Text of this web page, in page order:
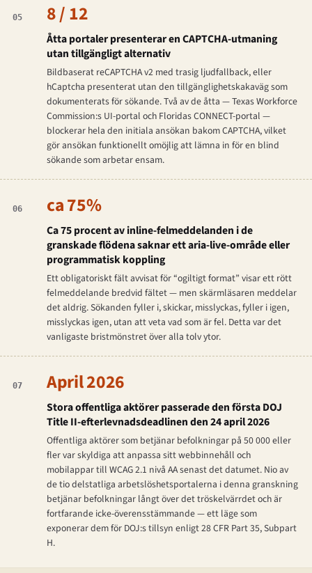
05 8 / 12
Åtta portaler presenterar en CAPTCHA-utmaning
utan tillgängligt alternativ
Bildbaserat reCAPTCHA v2 med trasig ljudfallback, eller
hCaptcha presenterat utan den tillgänglighetskakaväg som
dokumenterats för sökande. Två av de åtta — Texas Workforce
Commission:s UI-portal och Floridas CONNECT-portal —
blockerar hela den initiala ansökan bakom CAPTCHA, vilket
gör ansökan funktionellt omöjlig att lämna in för en blind
sökande som arbetar ensam.
06 ca 75%
Ca 75 procent av inline-felmeddelanden i de
granskade flödena saknar ett aria-live-område eller
programmatisk koppling
Ett obligatoriskt fält avvisat för “ogiltigt format” visar ett rött
felmeddelande bredvid fältet — men skärmläsaren meddelar
det aldrig. Sökanden fyller i, skickar, misslyckas, fyller i igen,
misslyckas igen, utan att veta vad som är fel. Detta var det
vanligaste bristmönstret över alla tolv ytor.
07 April 2026
Stora offentliga aktörer passerade den första DOJ
Title II-efterlevnadsdeadlinen den 24 april 2026
Offentliga aktörer som betjänar befolkningar på 50 000 eller
fler var skyldiga att anpassa sitt webbinnehåll och
mobilappar till WCAG 2.1 nivå AA senast det datumet. Nio av
de tio delstatliga arbetslöshetsportalerna i denna granskning
betjänar befolkningar långt över det tröskelvärrdet och är
fortfarande icke-överensstämmande — ett läge som
exponerar dem för DOJ:s tillsyn enligt 28 CFR Part 35, Subpart
H.